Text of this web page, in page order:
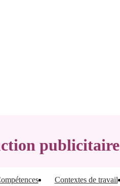
publicitaire
Contextes de travail